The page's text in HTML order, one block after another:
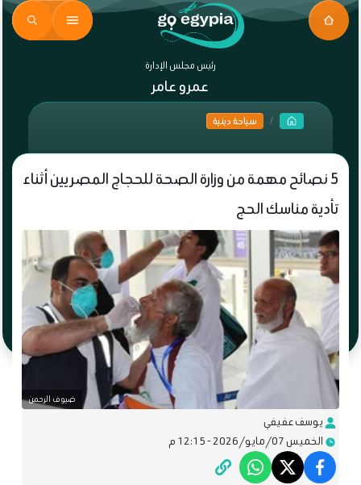
رئيس مجلس الإدارة
عمرو عامر
سياحة دينية
5 نصائح مهمة من وزارة الصحة للحجاج المصريين أثناء
تأدية مناسك الحج
ضيوف الرحمن
يوسف عفيفي
الخميس 07/مايو/2026 - 12:15 م